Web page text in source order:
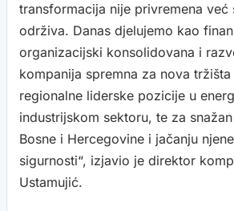
transformacija nije privremena već
održiva. Danas djelujemo kao
organizacijski konsolidovana i
kompanija spremna za nova
regionalne liderske pozicije u
industrijskom sektoru, te za
Bosne i Hercegovine i jačanju
sigurnosti“, izjavio je direktor
Ustamujić.